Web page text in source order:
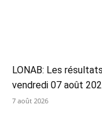
LONAB: Les
vendredi 07 août
7 août 2026